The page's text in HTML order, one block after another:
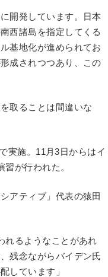
開発しています。日本
西諸島を指定してくる
基地化が進められてお
成されつつあり、この
取ることは間違いな
実施。11月3日からはイ
が行われた。
アティブ」代表の猿田
れるようなことがあれ
残念ながらバイデン氏
しています」